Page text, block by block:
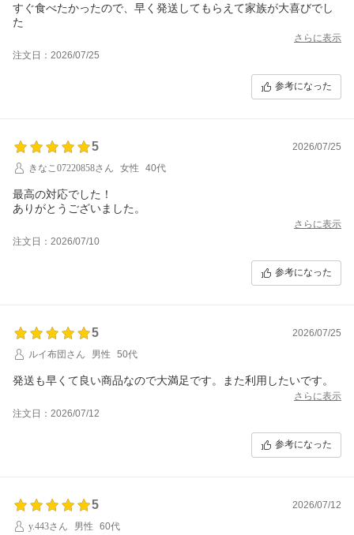
すぐ食べたかったので、早く発送してもらえて家族が大喜びでし
た
さらに表示
注文日：2026/07/25
参考になった
5
2026/07/25
きなこ07220858さん
女性 40代
最高の対応でした！
ありがとうございました。
さらに表示
注文日：2026/07/10
参考になった
5
2026/07/25
ルイ布団さん
男性 50代
発送も早くて良い商品なので大満足です。また利用したいです。
さらに表示
注文日：2026/07/12
参考になった
5
2026/07/12
y.443さん
男性 60代